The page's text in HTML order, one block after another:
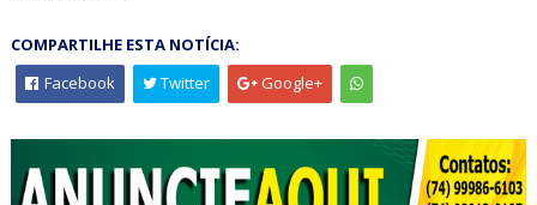
COMPARTILHE ESTA NOTÍCIA:
Facebook
Twitter Google+